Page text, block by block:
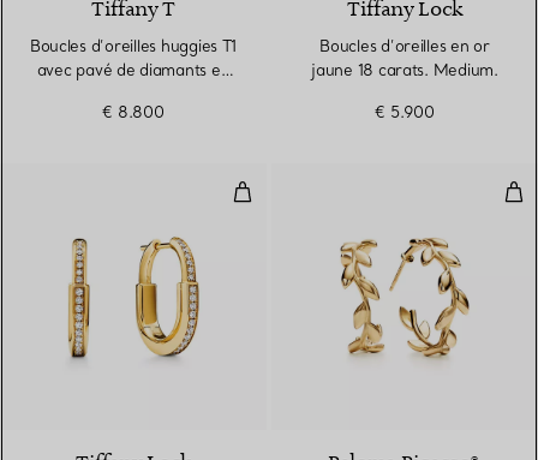
Tiffany T
Boucles d’oreilles huggies T1
avec pavé de diamants en
18 carats
€ 8.800
Tiffany Lock
Boucles d’oreilles en or
jaune 18 carats. Medium.
€ 5.900
Boucles d’oreilles Lock en or